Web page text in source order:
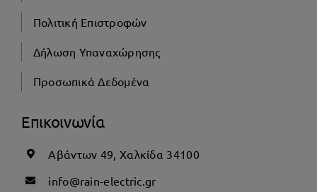
Πολιτική Επιστροφών
Δήλωση Υπαναχώρησης
Προσωπικά Δεδομένα
Επικοινωνία
Αβάντων 49, Χαλκίδα 34100
info@rain-electric.gr